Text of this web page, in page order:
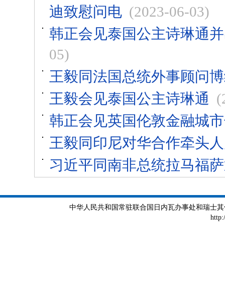
迪致慰问电 (2023-06-03)
韩正会见泰国公主诗琳通
05)
王毅同法国总统外事顾问
王毅会见泰国公主诗琳通
韩正会见英国伦敦金融城
王毅同印尼对华合作牵头
习近平同南非总统拉马福
中华人民共和国常驻联合国日内瓦办事处和瑞士